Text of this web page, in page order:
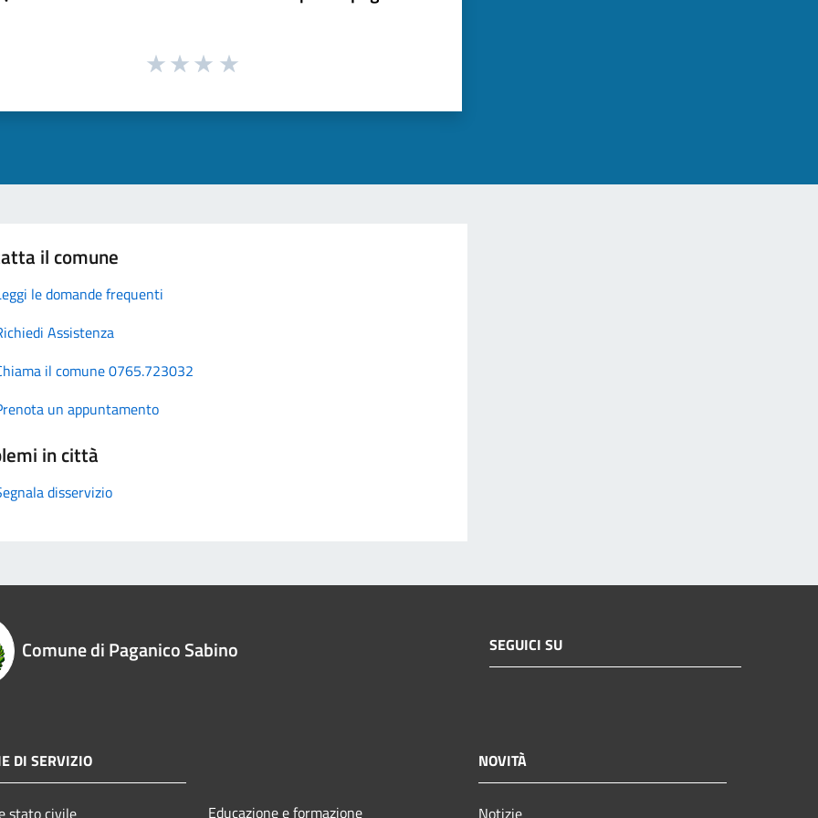
il comune
le domande frequenti
Assistenza
il comune 0765.723032
un appuntamento
in città
disservizio
Comune di Paganico Sabino SEGUICI SU
DI SERVIZIO
stato civile Educazione e formazione
NOVITÀ
Notizie